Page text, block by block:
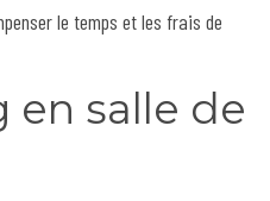
le temps et les frais de
en salle de